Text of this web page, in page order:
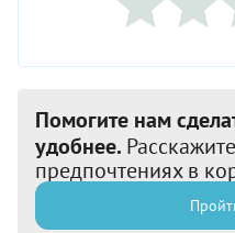
Помогите нам
удобнее.
предпочтениях в